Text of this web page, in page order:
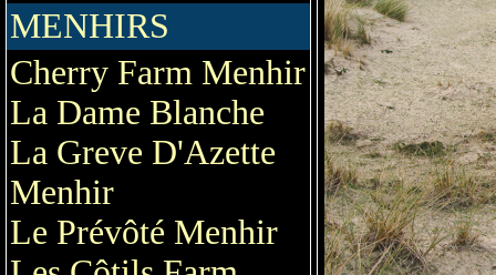
MENHIRS
Cherry Farm Menhir
La Dame Blanche
La Greve D'Azette
Menhir
Le Prévôté Menhir